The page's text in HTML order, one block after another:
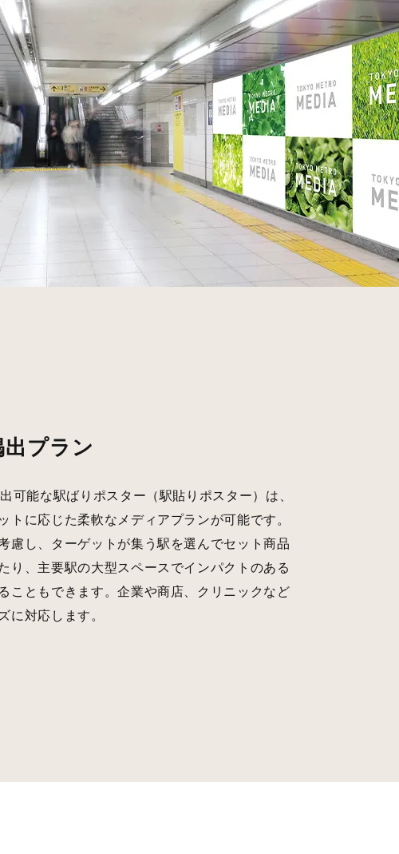
プラン
可能な駅ばりポスター（駅貼りポスター）は、
トに応じた柔軟なメディアプランが可能です。
慮し、ターゲットが集う駅を選んでセット商品
り、主要駅の大型スペースでインパクトのある
こともできます。企業や商店、クリニックなど
に対応します。